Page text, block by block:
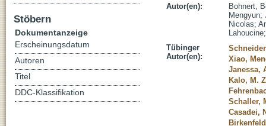
Autor(en):
Bohnert,
Mengyun;
Nicolas;
Lahoucine
Tübinger
Autor(en):
Xiao,
Janessa,
Kalo, M.
Schaller,
Casadei,
Stöbern
Dokumentanzeige
Erscheinungsdatum
Autoren
Titel
DDC-Klassifikation